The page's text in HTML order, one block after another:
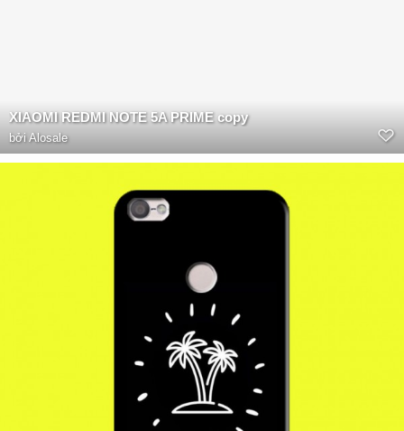
XIAOMI REDMI NOTE 5A PRIME copy
bởiAlosale